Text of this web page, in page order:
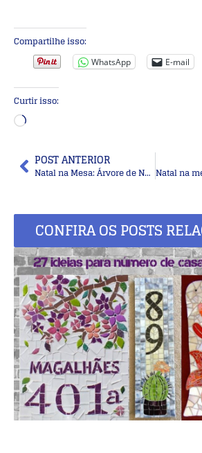
Compartilhe isso:
WhatsApp E-mail
Curtir isso:
POST ANTERIOR
Natal na Mesa: Árvore de Natal Comestível
CONFIRA OS POSTS